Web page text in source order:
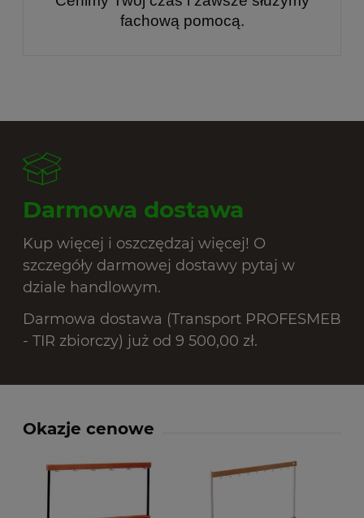
fachową pomocą.
Darmowa dostawa
Kup więcej i oszczędzaj więcej! O
szczegóły darmowej dostawy pytaj w
dziale handlowym.
Darmowa dostawa (Transport PROFESMEB
- TIR zbiorczy) już od 9 500,00 zł.
Okazje cenowe